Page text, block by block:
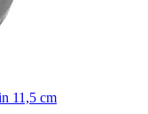
11,5 cm